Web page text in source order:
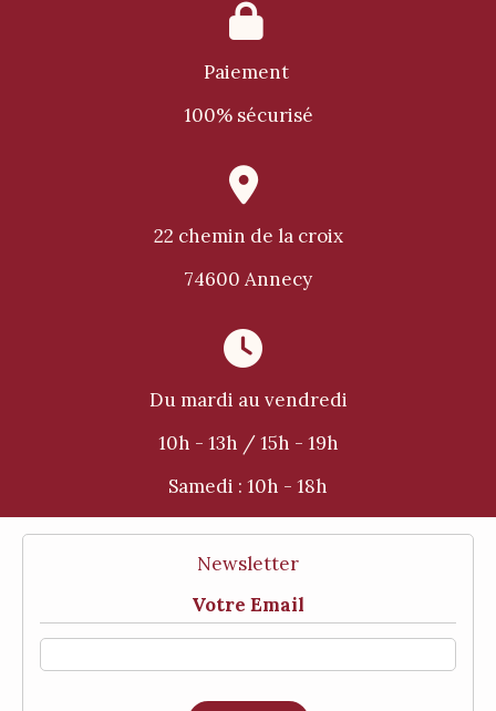

Paiement
100% sécurisé

22 chemin de la croix
74600 Annecy

Du mardi au vendredi
10h - 13h / 15h - 19h
Samedi : 10h - 18h
Newsletter
Votre Email